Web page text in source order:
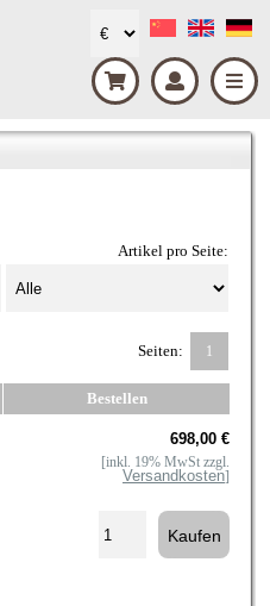
Artikel pro Seite:
Seiten: 1
Bestellen
698,00 €
[inkl. 19% MwSt zzgl.
Versandkosten]